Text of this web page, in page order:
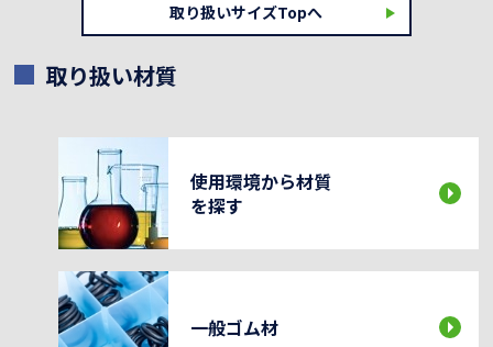
取り扱いサイズTopへ
取り扱い材質
使用環境から材質
を探す
一般ゴム材